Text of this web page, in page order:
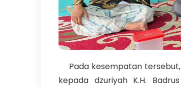
Pada kesempatan tersebut,
kepada dzuriyah K.H.